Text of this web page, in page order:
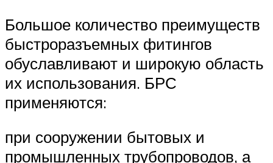
Большое количество преимуществ
быстроразъемных фитингов
обуславливают и широкую область
их использования. БРС
применяются:
при сооружении бытовых и
промышленных трубопроводов, а